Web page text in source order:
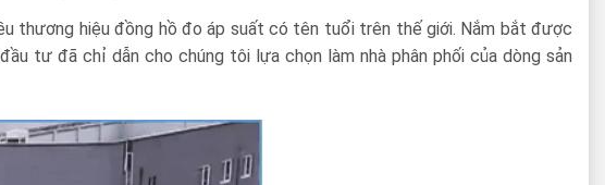
thương hiệu đồng hồ đo áp suất có tên tuổi trên thế giới. Nắm bắt được
tư đã chỉ dẫn cho chúng tôi lựa chọn làm nhà phân phối của dòng sản